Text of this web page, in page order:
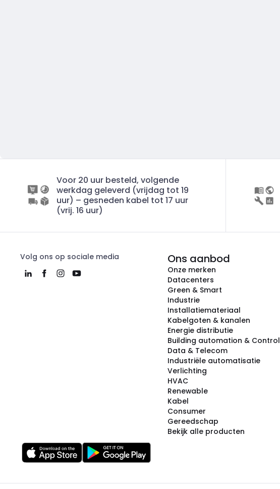
Voor 20 uur besteld, volgende
werkdag geleverd (vrijdag tot 19
uur) – gesneden kabel tot 17 uur
(vrij. 16 uur)
Volg ons op sociale media Ons aanbod
Onze merken
Datacenters
Green & Smart
Industrie
Installatiemateriaal
Kabelgoten & kanalen
Energie distributie
Building automation & Control
Data & Telecom
Industriële automatisatie
Verlichting
HVAC
Renewable
Kabel
Consumer
Gereedschap
Bekijk alle producten